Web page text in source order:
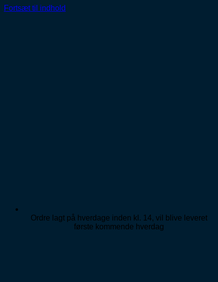
Fortsæt til indhold
Ordre lagt på hverdage inden kl. 14, vil blive leveret
første kommende hverdag